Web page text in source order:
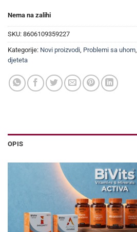
Nema na zalihi
SKU: 8606109359227
Kategorije: Novi proizvodi, Problemi sa uhom,
djeteta
OPIS